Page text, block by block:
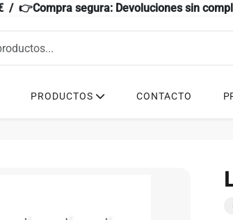
/ 👉Compra segura: Devoluciones sin
PRODUCTOS CONTACTO